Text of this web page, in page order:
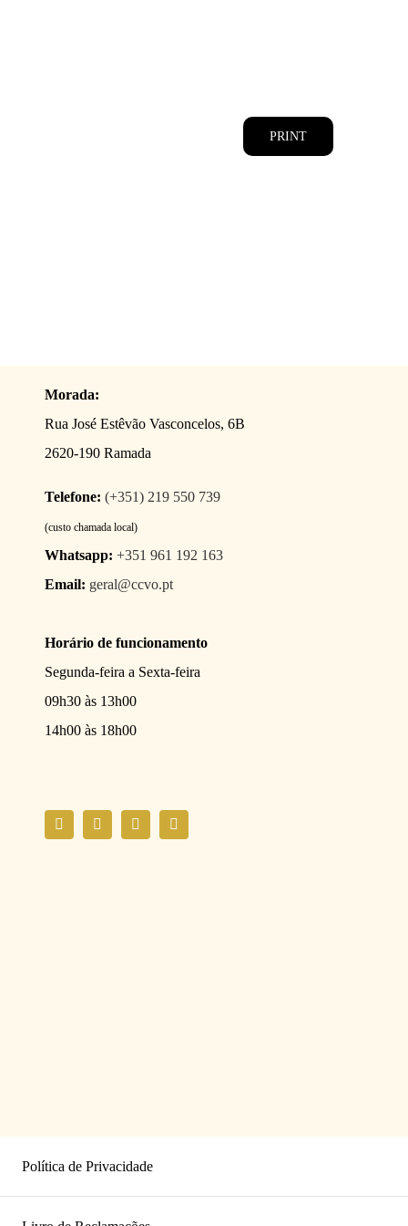
PRINT
Política de Privacidade
Morada:
Rua José Estêvão Vasconcelos, 6B
2620-190 Ramada
Telefone: (+351) 219 550 739
(custo chamada local)
Whatsapp: +351 961 192 163
Email: geral@ccvo.pt
Horário de funcionamento
Segunda-feira a Sexta-feira
09h30 às 13h00
14h00 às 18h00